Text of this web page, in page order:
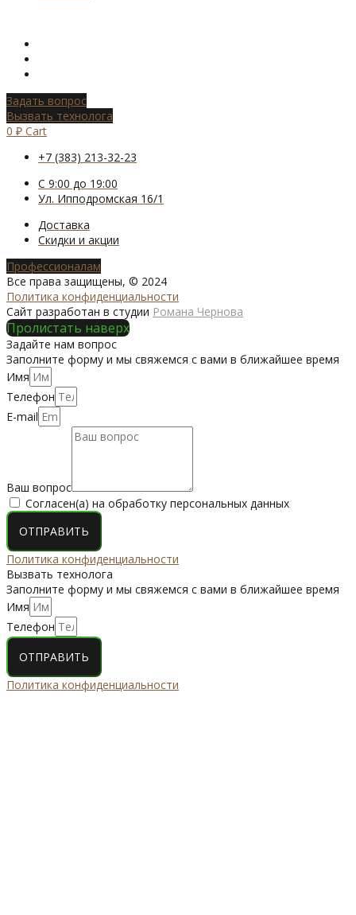
Задать вопрос
Вызвать технолога
0 ₽ Cart
+7 (383) 213-32-23
С 9:00 до 19:00
Ул. Ипподромская 16/1
Доставка
Скидки и акции
Профессионалам
Все права защищены, © 2024
Политика конфиденциальности
Сайт разработан в студии Романа Чернова
Пролистать наверх
Задайте нам вопрос
Заполните форму и мы свяжемся с вами в ближайшее время
Имя
Телефон
E-mail
Ваш вопрос
Согласен(а) на обработку персональных данных
ОТПРАВИТЬ
Политика конфиденциальности
Вызвать технолога
Заполните форму и мы свяжемся с вами в ближайшее время
Имя
Телефон
ОТПРАВИТЬ
Политика конфиденциальности